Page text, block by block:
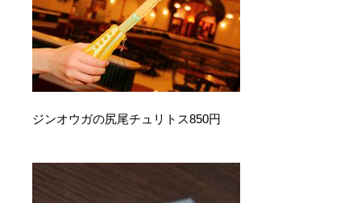
ジンオウガの尻尾チュリトス850円